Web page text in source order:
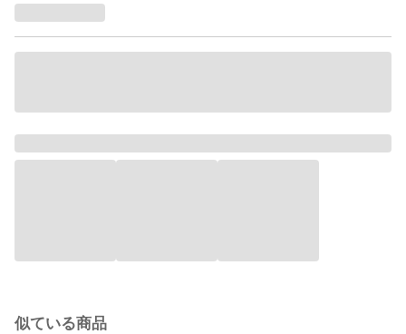
似ている商品